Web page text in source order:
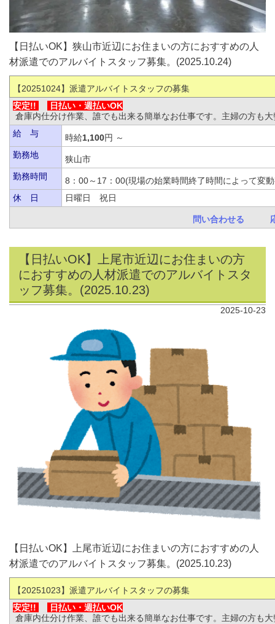
【日払いOK】狭山市近辺にお住まいの方におすすめの人
材派遣でのアルバイトスタッフ募集。(2025.10.24)
【20251024】派遣アルバイトスタッフの募集
安定!!
日払い・ 週払いOK
倉庫内仕分け作業、誰でも出来る簡単なお仕事です。主婦の方も
給 与
時給1,100円 ～
勤務地
狭山市
勤務時間
8：00～17：00(現場の始業時間終了時間によって
休 日
日曜日 祝日
問い合わせる
【日払いOK】上尾市近辺にお住まいの方
におすすめの人材派遣でのアルバイトスタ
ッフ募集。(2025.10.23)
2025-10-23
【日払いOK】上尾市近辺にお住まいの方におすすめの人
材派遣でのアルバイトスタッフ募集。(2025.10.23)
【20251023】派遣アルバイトスタッフの募集
安定!!
日払い・ 週払いOK
倉庫内仕分け作業、誰でも出来る簡単なお仕事です。主婦の方も